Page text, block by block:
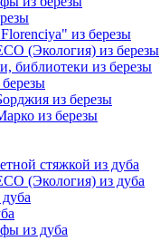
из березы
(Экология) из березы
библиотеки из березы
из березы
из березы
стяжкой из дуба
(Экология) из дуба
из дуба